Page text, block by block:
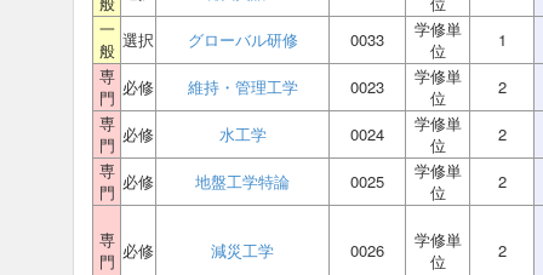
一
般 選択 グローバル研修 0033
学修単
位
1
専
門 必修 維持・管理工学 0023
学修単
位
2
専
門 必修 水工学 0024
学修単
位
2
専
門 必修 地盤工学特論 0025
学修単
位
2
専
門 必修 減災工学 0026
学修単
位
2